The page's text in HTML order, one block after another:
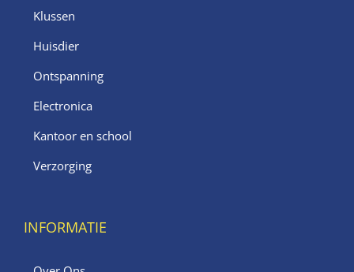
Klussen
Huisdier
Ontspanning
Electronica
Kantoor en school
Verzorging
INFORMATIE